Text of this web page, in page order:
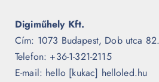
Digiműhely Kft.
Cím: 1073 Budapest, Dob utca 82.
Telefon: +36-1-321-2115
E-mail: hello [kukac] helloled.hu